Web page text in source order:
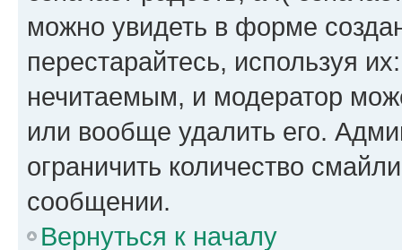
можно увидеть в форме
перестарайтесь, используя
нечитаемым, и модератор
или вообще удалить его.
ограничить количество
сообщении.
Вернуться к началу